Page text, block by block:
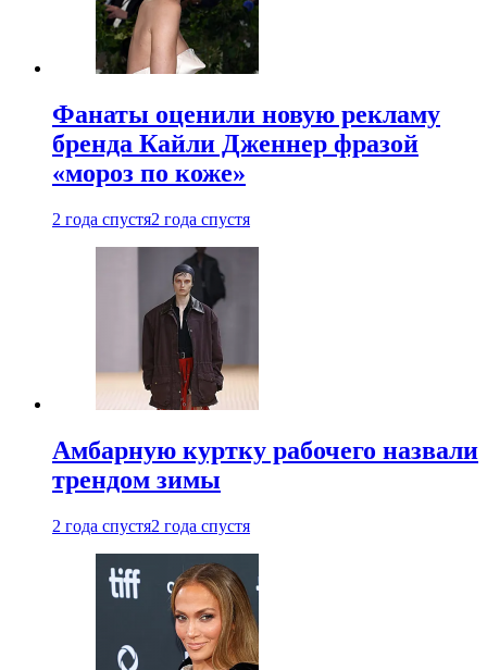
Фанаты оценили новую рекламу
бренда Кайли Дженнер фразой
«мороз по коже»
2 года спустя2 года спустя
Амбарную куртку рабочего назвали
трендом зимы
2 года спустя2 года спустя